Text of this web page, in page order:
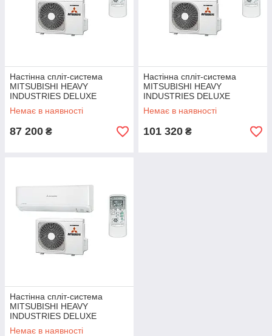
Настінна спліт-система
MITSUBISHI HEAVY
INDUSTRIES DELUXE
SRK/SRC 35 ZSX-W
Немає в наявності
87 200 ₴
Настінна спліт-система
MITSUBISHI HEAVY
INDUSTRIES DELUXE
RK/SRC 50 ZSX-W
Немає в наявності
101 320 ₴
Настінна спліт-система
MITSUBISHI HEAVY
INDUSTRIES DELUXE
SRK/SRC 60 ZSX-W
Немає в наявності